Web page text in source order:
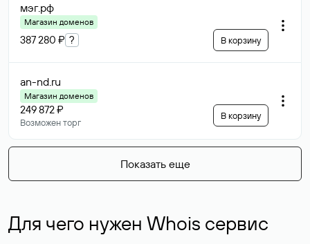
мэг.рф
Магазин доменов
387 280 ₽ ? В корзину
an-nd.ru
Магазин доменов
249 872 ₽
Возможен торг
В корзину
Показать еще
Для чего нужен Whois сервис